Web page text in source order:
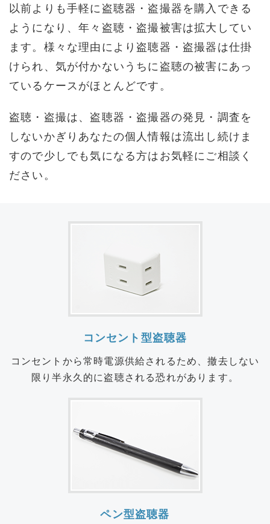
以前よりも手軽に盗聴器・盗撮器を購入できる
ようになり、年々盗聴・盗撮被害は拡大してい
ます。様々な理由により盗聴器・盗撮器は仕掛
けられ、気が付かないうちに盗聴の被害にあっ
ているケースがほとんどです。
盗聴・盗撮は、盗聴器・盗撮器の発見・調査を
しないかぎりあなたの個人情報は流出し続けま
すので少しでも気になる方はお気軽にご相談く
ださい。
コンセント型盗聴器
コンセントから常時電源供給されるため、撤去しない
限り半永久的に盗聴される恐れがあります。
ペン型盗聴器